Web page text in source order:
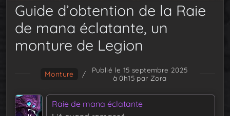
Guide d’obtention de la Raie
de mana éclatante, un
monture de Legion
Monture /
Publié le 15 septembre 2025
à 0h15 par Zora
Raie de mana éclatante